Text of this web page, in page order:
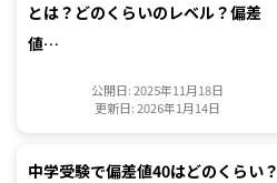
とは？どのくらいのレベル？偏差
値…
公開日: 2025年11月18日
更新日: 2026年1月14日
中学受験で偏差値40はどのくらい？